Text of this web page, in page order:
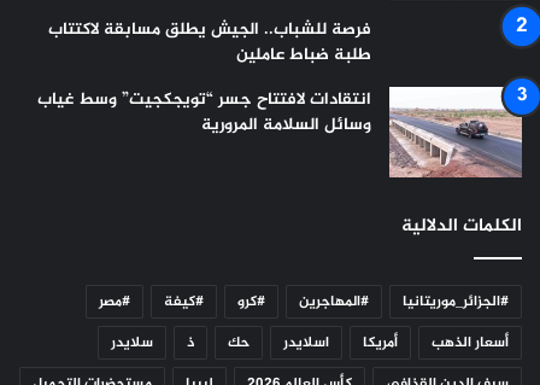
فرصة للشباب.. الجيش يطلق مسابقة لاكتتاب
طلبة ضباط عاملين
انتقادات لافتتاح جسر “تويجكجيت” وسط غياب
وسائل السلامة المرورية
الكلمات الدلالية
#الجزائر_موريتانيا #المهاجرين #كرو #كيفة
#مصر
أسعار الذهب
أمريكا اسلايدر حك ذ
سلايدر